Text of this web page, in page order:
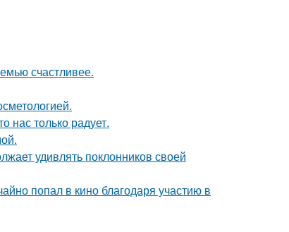
счастливее.
нас только радует.
удивлять поклонников своей
попал в кино благодаря участию в